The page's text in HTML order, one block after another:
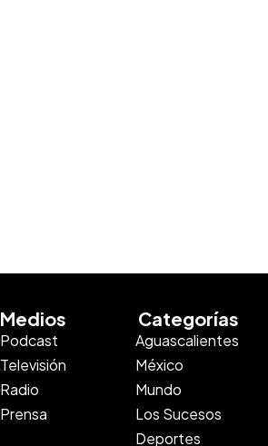
Medios
Podcast
Televisión
Radio
Prensa
Categorías
Aguascalientes
México
Mundo
Los Sucesos
Deportes